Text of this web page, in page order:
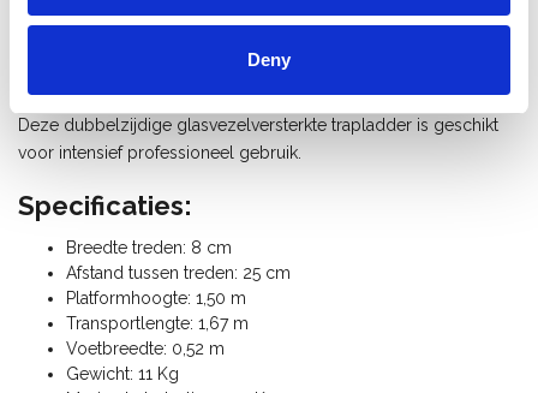
Deny
Goede chemische bestendigheid in zowel zure als basisch
Deze dubbelzijdige glasvezelversterkte trapladder is geschikt
voor intensief professioneel gebruik.
Specificaties:
Breedte treden: 8 cm
Afstand tussen treden: 25 cm
Platformhoogte: 1,50 m
Transportlengte: 1,67 m
Voetbreedte: 0,52 m
Gewicht: 11 Kg